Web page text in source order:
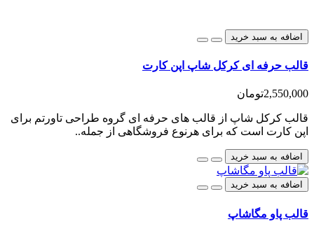
اضافه به سبد خرید
قالب حرفه ای کرکل شاپ اپن کارت
2,550,000تومان
قالب کرکل شاپ از قالب های حرفه ای گروه طراحی تاورتم برای
اپن کارت است که برای هرنوع فروشگاهی از جمله..
اضافه به سبد خرید
اضافه به سبد خرید
قالب پاو مگاشاپ